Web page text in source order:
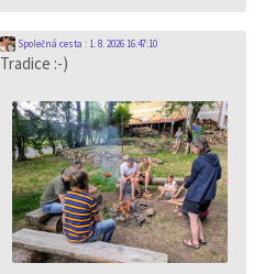
Společná cesta : 1. 8. 2026 16:47:10
Tradice :-)